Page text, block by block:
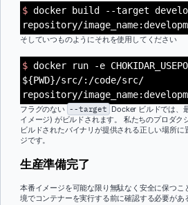
$ docker build --target
repository/
そしていつものようにそれを使用してください
$ docker run -e
${PWD}/src/:/code/src/
repository/
フラグのない --target Docker ビルドでは、
イメージ) がビルドされます。 私たちのプロダク
ビルドされたバイナリが提供される正しい場所に
ジです。
生産準備完了
本番イメージを可能な限り無駄なく安全に保つこ
境でコンテナーを実行する前に確認する必要があ